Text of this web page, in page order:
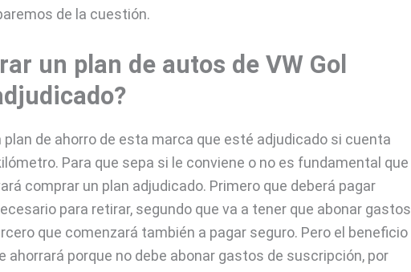
de la cuestión.
un plan de autos de VW Gol
de ahorro de esta marca que esté adjudicado si cuenta
Para que sepa si le conviene o no es fundamental que
comprar un plan adjudicado. Primero que deberá pagar
para retirar, segundo que va a tener que abonar gastos
que comenzará también a pagar seguro. Pero el beneficio
ahorrará porque no debe abonar gastos de suscripción, por